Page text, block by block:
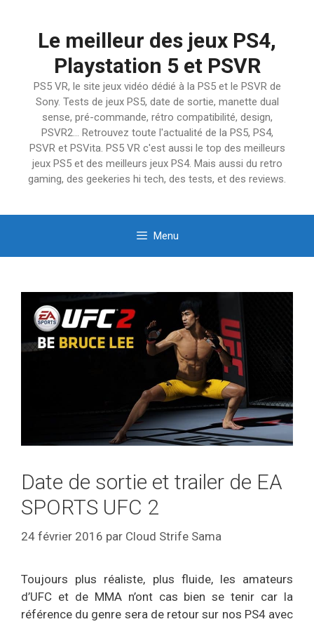
Le meilleur des jeux PS4,
Playstation 5 et PSVR
PS5 VR, le site jeux vidéo dédié à la PS5 et le PSVR de
Sony. Tests de jeux PS5, date de sortie, manette dual
sense, pré-commande, rétro compatibilité, design,
PSVR2… Retrouvez toute l'actualité de la PS5, PS4,
PSVR et PSVita. PS5 VR c'est aussi le top des meilleurs
jeux PS5 et des meilleurs jeux PS4. Mais aussi du retro
gaming, des geekeries hi tech, des tests, et des reviews.
Menu
Date de sortie et trailer de EA
SPORTS UFC 2
24 février 2016 par Cloud Strife Sama
Toujours plus réaliste, plus fluide, les amateurs
d’UFC et de MMA n’ont cas bien se tenir car la
référence du genre sera de retour sur nos PS4 avec